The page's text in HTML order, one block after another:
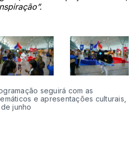
seguirá com as
e apresentações culturais,
junho